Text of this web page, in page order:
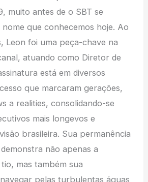
muito antes de o SBT se
que conhecemos hoje. Ao
Leon foi uma peça-chave na
atuando como Diretor de
está em diversos
que marcaram gerações,
a realities, consolidando-se
mais longevos e
brasileira. Sua permanência
não apenas a
mas também sua
pelas turbulentas águas